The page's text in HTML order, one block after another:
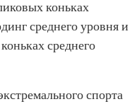
коньках
среднего уровня и
среднего
спорта